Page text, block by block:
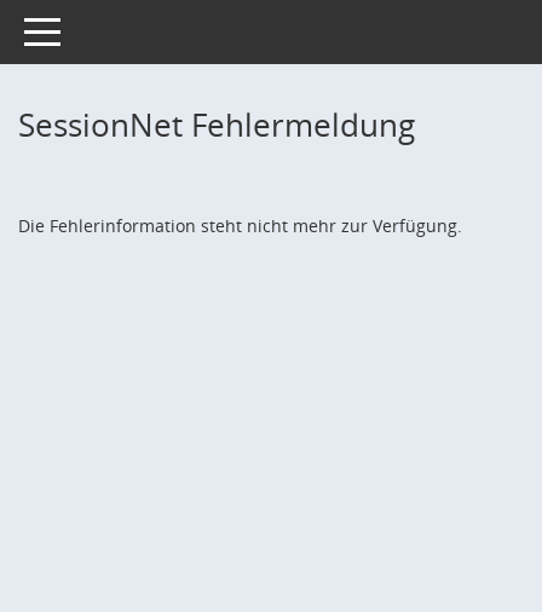
Toggle navigation
SessionNet Fehlermeldung
Die Fehlerinformation steht nicht mehr zur Verfügung.